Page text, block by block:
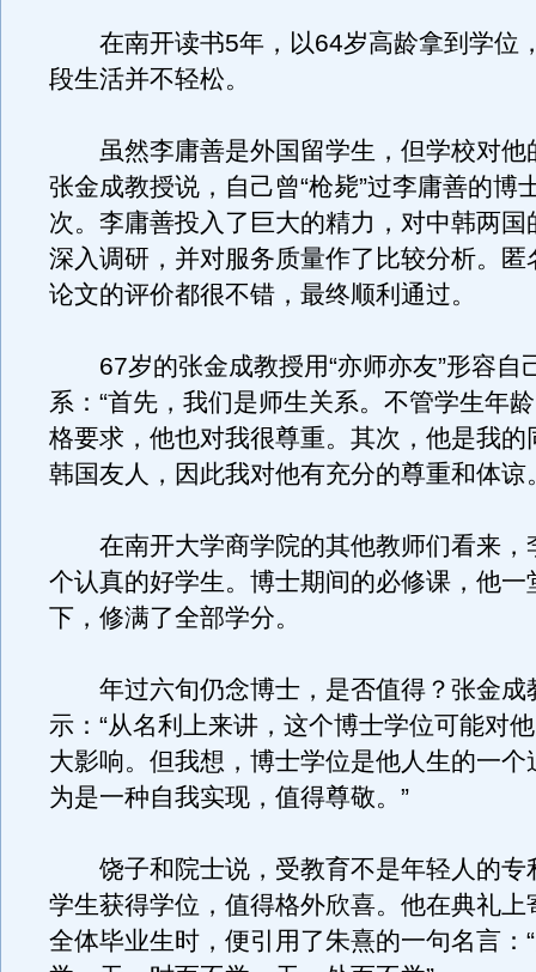
在南开读书5年，以64岁高龄拿到学位
段生活并不轻松。
虽然李庸善是外国留学生，但学校对他
张金成教授说，自己曾“枪毙”过李庸善的博
次。李庸善投入了巨大的精力，对中韩两国
深入调研，并对服务质量作了比较分析。匿
论文的评价都很不错，最终顺利通过。
67岁的张金成教授用“亦师亦友”形容自
系：“首先，我们是师生关系。不管学生年
格要求，他也对我很尊重。其次，他是我的
韩国友人，因此我对他有充分的尊重和体谅
在南开大学商学院的其他教师们看来，
个认真的好学生。博士期间的必修课，他一
下，修满了全部学分。
年过六旬仍念博士，是否值得？张金成
示：“从名利上来讲，这个博士学位可能对
大影响。但我想，博士学位是他人生的一个
为是一种自我实现，值得尊敬。”
饶子和院士说，受教育不是年轻人的专
学生获得学位，值得格外欣喜。他在典礼上
全体毕业生时，便引用了朱熹的一句名言：